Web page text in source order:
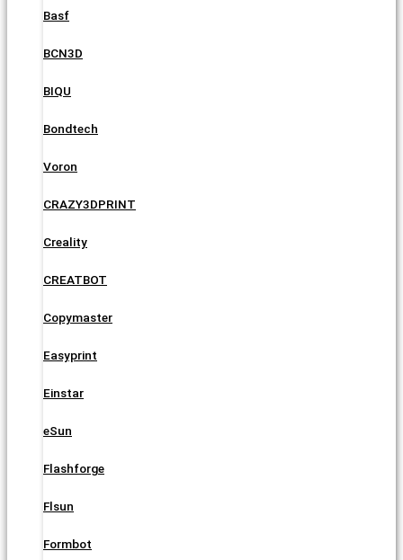
Basf
BCN3D
BIQU
Bondtech
Voron
CRAZY3DPRINT
Creality
CREATBOT
Copymaster
Easyprint
Einstar
eSun
Flashforge
Flsun
Formbot